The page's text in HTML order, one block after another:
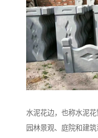
水泥花边，也称水泥
园林景观、庭院和建